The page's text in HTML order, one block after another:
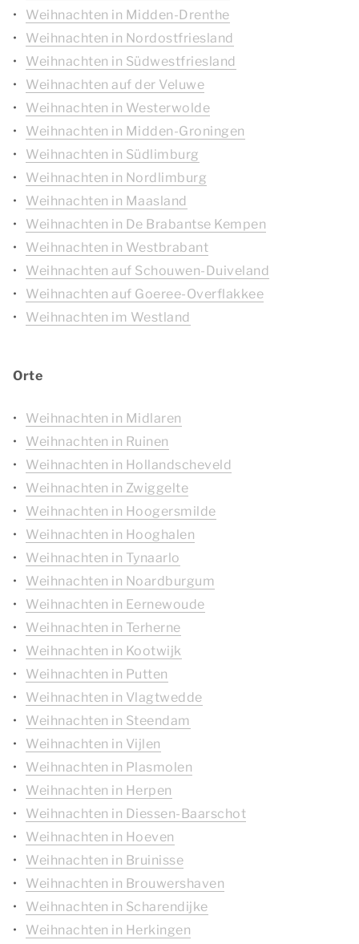
Weihnachten in Midden-Drenthe
Weihnachten in Nordostfriesland
Weihnachten in Südwestfriesland
Weihnachten auf der Veluwe
Weihnachten in Westerwolde
Weihnachten in Midden-Groningen
Weihnachten in Südlimburg
Weihnachten in Nordlimburg
Weihnachten in Maasland
Weihnachten in De Brabantse Kempen
Weihnachten in Westbrabant
Weihnachten auf Schouwen-Duiveland
Weihnachten auf Goeree-Overflakkee
Weihnachten im Westland
Orte
Weihnachten in Midlaren
Weihnachten in Ruinen
Weihnachten in Hollandscheveld
Weihnachten in Zwiggelte
Weihnachten in Hoogersmilde
Weihnachten in Hooghalen
Weihnachten in Tynaarlo
Weihnachten in Noardburgum
Weihnachten in Eernewoude
Weihnachten in Terherne
Weihnachten in Kootwijk
Weihnachten in Putten
Weihnachten in Vlagtwedde
Weihnachten in Steendam
Weihnachten in Vijlen
Weihnachten in Plasmolen
Weihnachten in Herpen
Weihnachten in Diessen-Baarschot
Weihnachten in Hoeven
Weihnachten in Bruinisse
Weihnachten in Brouwershaven
Weihnachten in Scharendijke
Weihnachten in Herkingen